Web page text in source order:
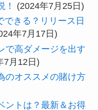
！
(2024年7月25日)
きる？リリース日
年7月17日)
で高ダメージを出す
7月12日)
のオススメの賭け方
ントは？最新＆お得